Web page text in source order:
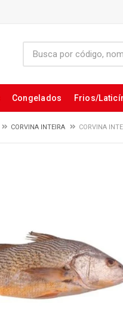
Congelados Frios/
CORVINA INTEIRA CORVINA